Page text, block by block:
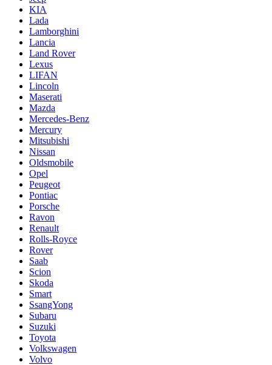
KIA
Lada
Lamborghini
Lancia
Land Rover
Lexus
LIFAN
Lincoln
Maserati
Mazda
Mercedes-Benz
Mercury
Mitsubishi
Nissan
Oldsmobile
Opel
Peugeot
Pontiac
Porsche
Ravon
Renault
Rolls-Royce
Rover
Saab
Scion
Skoda
Smart
SsangYong
Subaru
Suzuki
Toyota
Volkswagen
Volvo